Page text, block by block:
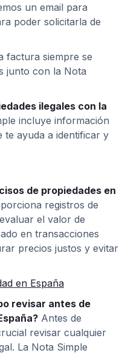
un email para
poder solicitarla de
factura siempre se
junto con la Nota
ilegales con la
incluye información
te ayuda a identificar y
de propiedades en
registros de
el valor de
en transacciones
precios justos y evitar
en España
revisar antes de
Antes de
revisar cualquier
La Nota Simple